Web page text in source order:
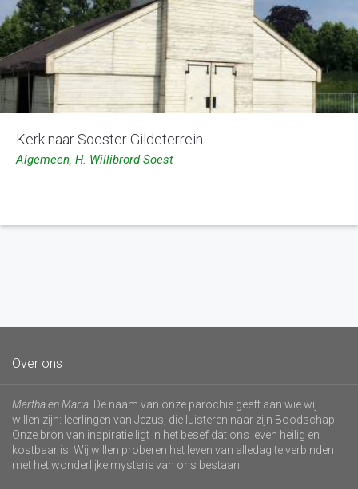
Kerk naar Soester Gildeterrein
Algemeen H. Willibrord Soest
Over ons
Martha en Maria . De naam van onze parochie geeft aan wie wij
willen zijn: leerlingen van Jezus, die luisteren naar zijn Boodschap.
Onze bron van inspiratie ligt in het besef dat ons leven heilig en
kostbaar is. Wij willen proberen het leven van alledag te verbinden
met het wonderlijke mysterie van ons bestaan.